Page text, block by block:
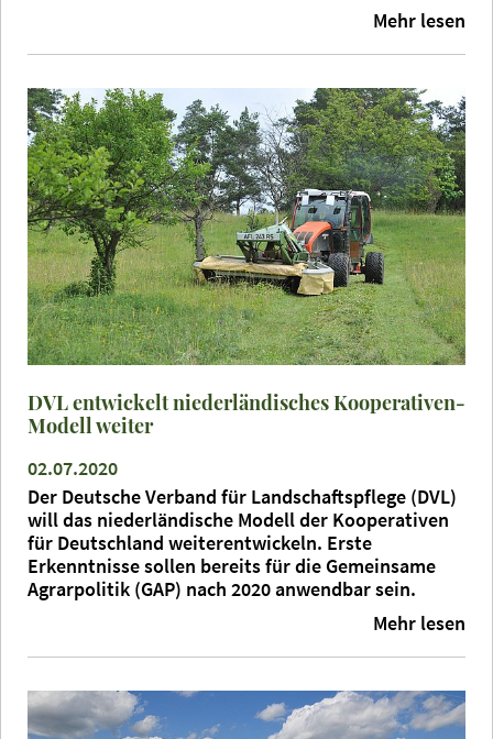
Mehr lesen
DVL entwickelt niederländisches Kooperativen-
Modell weiter
02.07.2020
Der Deutsche Verband für Landschaftspflege (DVL)
will das niederländische Modell der Kooperativen
für Deutschland weiterentwickeln. Erste
Erkenntnisse sollen bereits für die Gemeinsame
Agrarpolitik (GAP) nach 2020 anwendbar sein.
Mehr lesen